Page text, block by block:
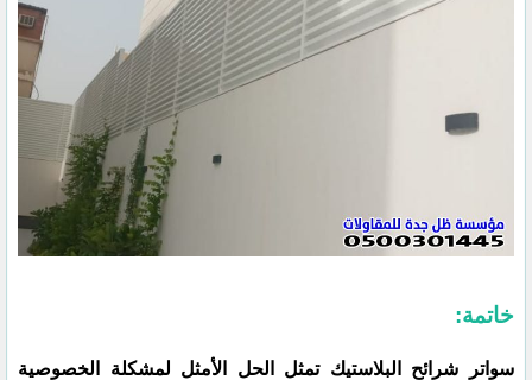
خاتمة:
سواتر شرائح البلاستيك تمثل الحل الأمثل لمشكلة الخصوصية